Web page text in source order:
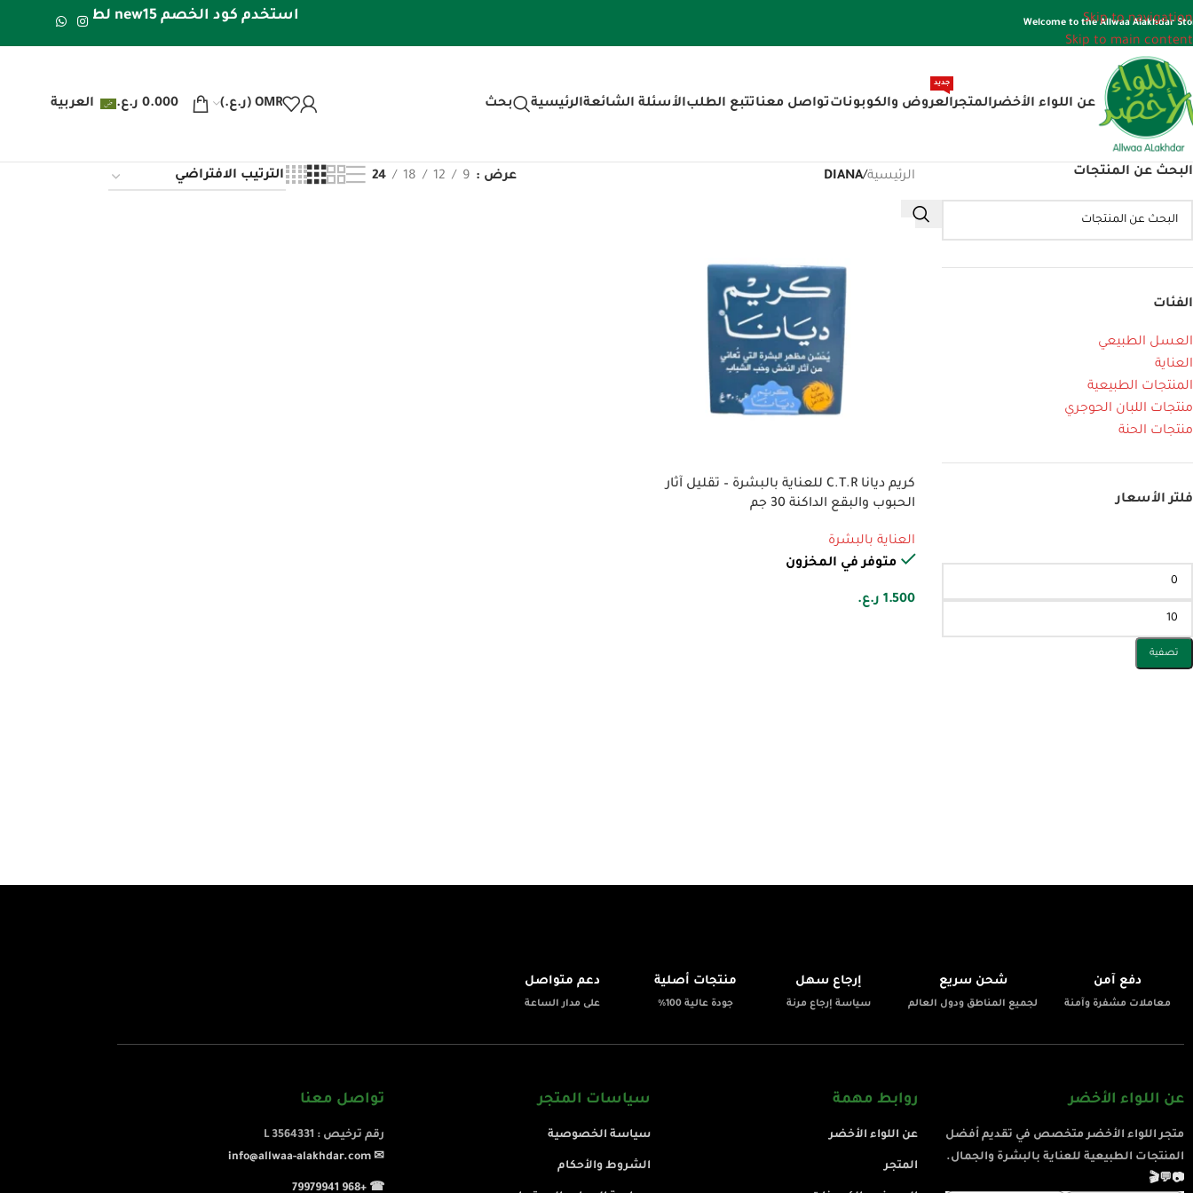
Skip to navigation
Skip to main content
Welcome to the Allwaa Alakhdar استخدم كود الخصم new15 لطلبك الأول | شحن مجاني داخل عُمان للطلبات فوق 20 ريال عُماني | شحن مجاني لدول الخليج للطلبات فوق 40 ريال عُماني
عن اللواء الأخضرالمتجرالعروض والكوبونات
جديد
تواصل معناتتبع الطلبالأسئلة الشائعةالرئيسية بحث OMR (ر.ع.) 0.000 ر.ع. العربية
البحث عن المنتجات
الفئات
العسل الطبيعي
العناية
المنتجات الطبيعية
منتجات اللبان الحوجري
منتجات الحنة
فلتر الأسعار
تصفية
الرئيسية/
DIANA عرض 9
12
18
24
كريم ديانا C.T.R للعناية بالبشرة – تقليل آثار
الحبوب والبقع الداكنة 30 جم
العناية بالبشرة
متوفر في المخزون
1.500 ر.ع.
دفع آمن
معاملات مشفرة وآمنة
شحن سريع
لجميع المناطق ودول العالم
إرجاع سهل
سياسة إرجاع مرنة
منتجات أصلية
جودة عالية 100%
دعم متواصل
على مدار الساعة
عن اللواء الأخضر
متجر اللواء الأخضر متخصص في تقديم أفضل
المنتجات الطبيعية للعناية بالبشرة والجمال.
📷
💬
🎬
روابط مهمة
عن اللواء الأخضر
المتجر
سياسات المتجر
سياسة الخصوصية
الشروط والأحكام
تواصل معنا
رقم ترخيص : L 3564331
✉ info@allwaa-alakhdar.com
☎ +968 79979941